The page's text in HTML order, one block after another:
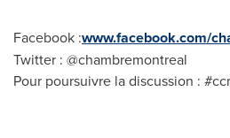
Facebook :www.facebook.com/
Twitter : @chambremontreal
Pour poursuivre la discussion :